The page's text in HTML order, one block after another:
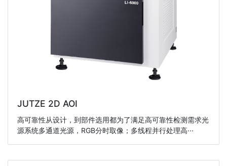
JUTZE 2D AOI
高可靠性从设计，到部件选用都为了满足高可靠性检测需求光
源系统多通道光源，RGB分时取像；多线程并行处理高···